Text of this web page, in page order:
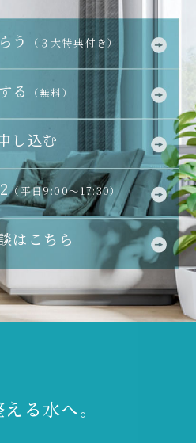
う （３大特典付き）
る （無料）
し込む
（平日9:00～17:30）
はこちら
る水へ。